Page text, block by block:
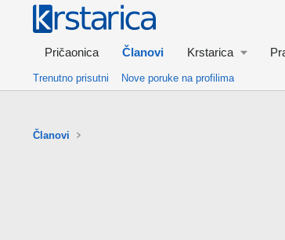
Pričaonica Članovi Krstarica
Trenutno prisutni Nove poruke na profilima
Članovi